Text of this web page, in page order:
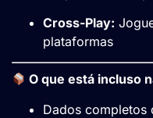
Cross-Play:
plataformas
O que está incluso
Dados completos